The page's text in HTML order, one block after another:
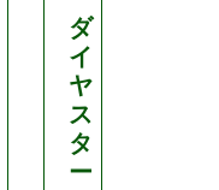
ダ
イ
ヤ
ス
タ
ー